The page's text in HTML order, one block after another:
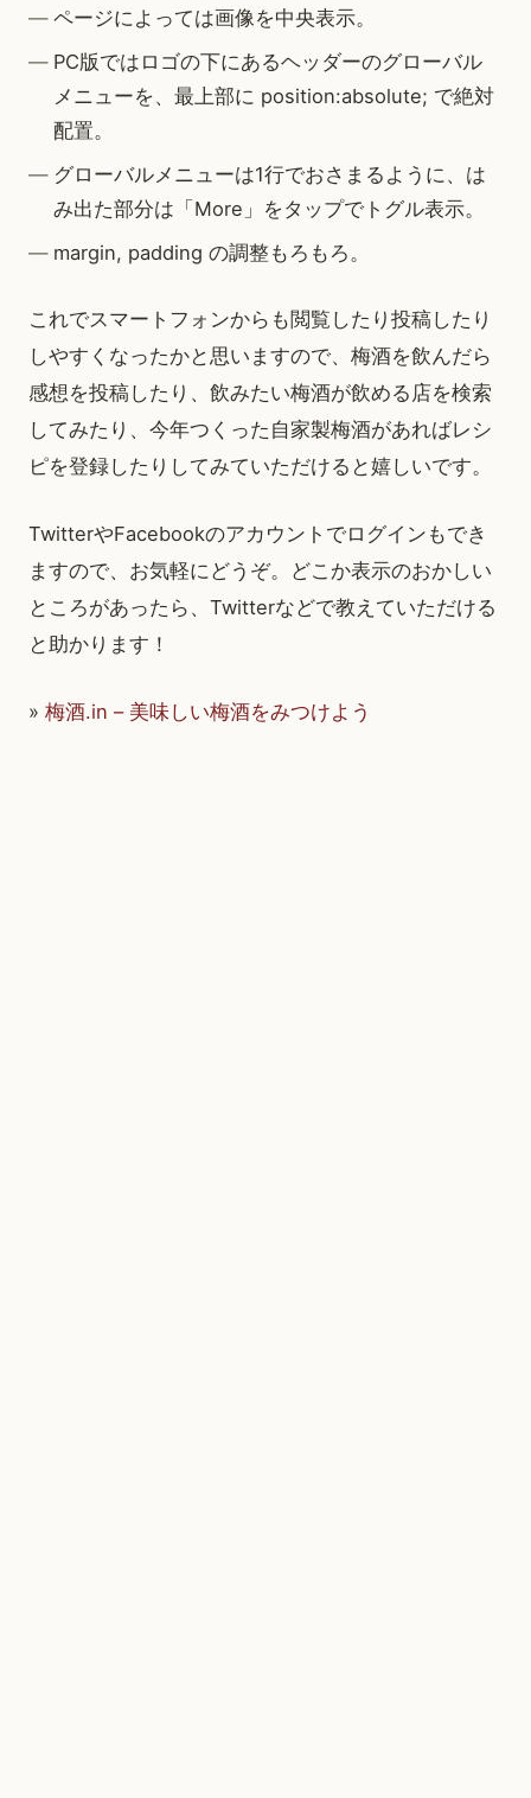
ページによっては画像を中央表示。
PC版ではロゴの下にあるヘッダーのグローバル
メニューを、最上部に position:absolute; で絶対
配置。
グローバルメニューは1行でおさまるように、は
み出た部分は「More」をタップでトグル表示。
margin, padding の調整もろもろ。
これでスマートフォンからも閲覧したり投稿したり
しやすくなったかと思いますので、梅酒を飲んだら
感想を投稿したり、飲みたい梅酒が飲める店を検索
してみたり、今年つくった自家製梅酒があればレシ
ピを登録したりしてみていただけると嬉しいです。
TwitterやFacebookのアカウントでログインもでき
ますので、お気軽にどうぞ。どこか表示のおかしい
ところがあったら、Twitterなどで教えていただける
と助かります！
» 梅酒.in – 美味しい梅酒をみつけよう